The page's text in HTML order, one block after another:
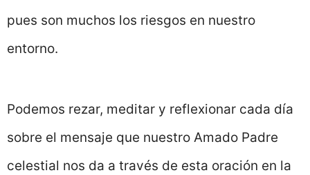
pues son muchos los riesgos en nuestro
entorno.
Podemos rezar, meditar y reflexionar cada día
sobre el mensaje que nuestro Amado Padre
celestial nos da a través de esta oración en la